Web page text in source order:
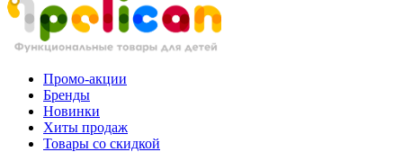
Промо-акции
Бренды
Новинки
Хиты продаж
Товары со скидкой